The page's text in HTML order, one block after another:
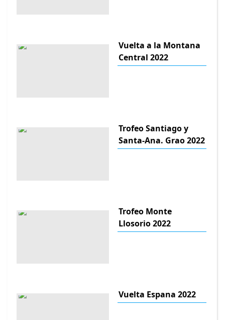
Vuelta a la Montana
Central 2022
Trofeo Santiago y
Santa-Ana. Grao 2022
Trofeo Monte
Llosorio 2022
Vuelta Espana 2022